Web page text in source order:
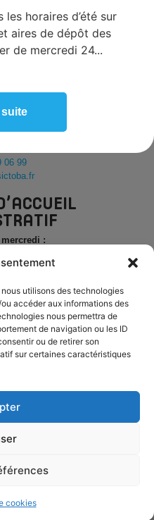
utilisons des technologies
accéder aux informations des
nous permettra de
de navigation ou les ID
ou de retirer son
sur certaines caractéristiques
cookies
06 99
:
de 14h à 17h
:
de 14h à 17h
horaires d’été sur
aires de dépôt des
de mercredi 24...
suite